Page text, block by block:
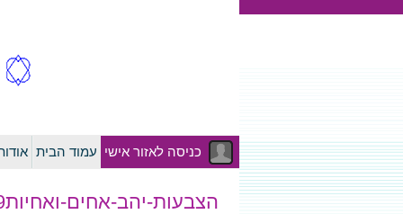
כניסה לאזור אישי עמוד הבית
הצבעות-יהב-אחים-ואחיות01.09.1908.09.19